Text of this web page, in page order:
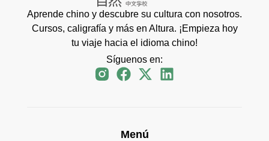
Aprende chino y descubre su cultura con nosotros.
Cursos, caligrafía y más en Altura. ¡Empieza hoy
tu viaje hacia el idioma chino!
Síguenos en:
Menú